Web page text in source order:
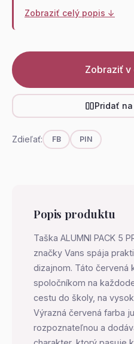
Zobraziť celý popis ↓
Zobraziť v
Pridať
Zdieľať: FB PIN
Popis produktu
Taška ALUMNI PACK 5
značky Vans spája
dizajnom. Táto červená
spoločníkom na
cestu do školy, na
Výrazná červená farba
rozpoznateľnou a